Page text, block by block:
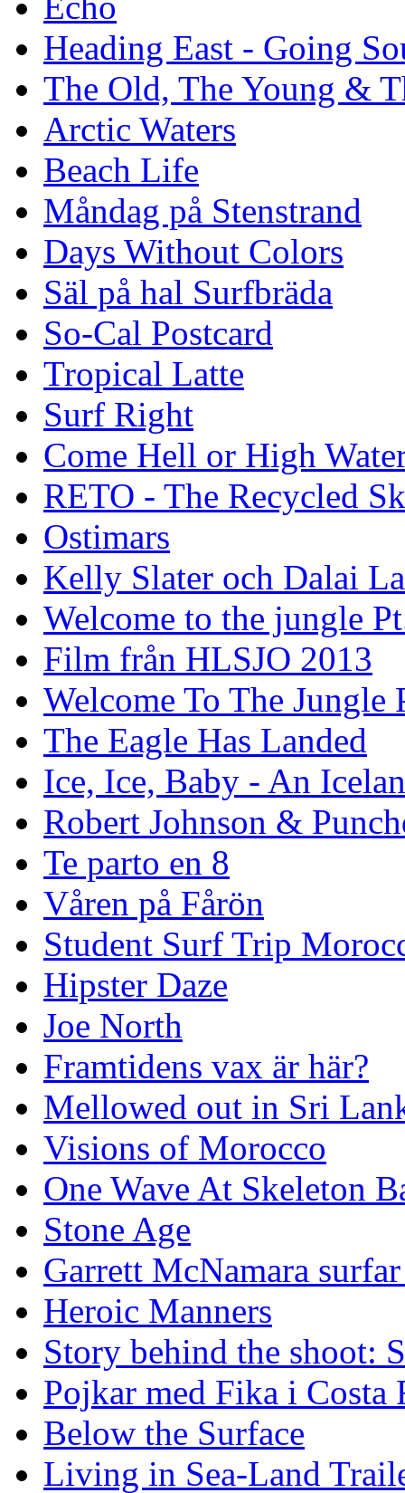
Heading East - Going
The Old, The Young &
Arctic Waters
Beach Life
Måndag på Stenstrand
Days Without Colors
Säl på hal Surfbräda
So-Cal Postcard
Tropical Latte
Surf Right
Come Hell or High
RETO - The Recycled
Ostimars
Kelly Slater och Dalai
Welcome to the jungle
Film från HLSJO 2013
Welcome To The Jungle
The Eagle Has Landed
Ice, Ice, Baby - An
Robert Johnson &
Te parto en 8
Våren på Fårön
Student Surf Trip
Hipster Daze
Joe North
Framtidens vax är här?
Mellowed out in Sri
Visions of Morocco
One Wave At Skeleton
Stone Age
Garrett McNamara
Heroic Manners
Story behind the shoot:
Pojkar med Fika i Costa
Below the Surface
Living in Sea-Land